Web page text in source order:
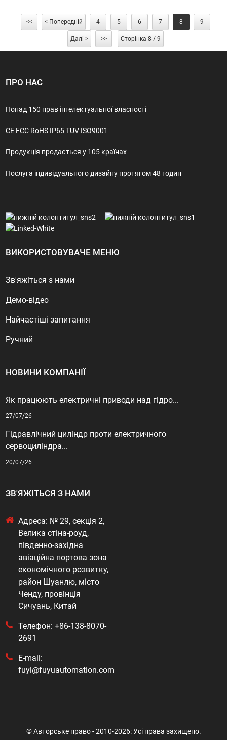
<< < Попередній 4 5 6 7 8 9
Далі > >> Сторінка 8 / 9
ПРО НАС
Понад 150 прав інтелектуальної власності
CE FCC RoHS IP65 TUV ISO9001
Продукція продається у 105 країнах
Послуга індивідуального дизайну протягом 48 годин
ВИКОРИСТОВУВАЧЕ МЕНЮ
Зв'яжіться з нами
Демо-відео
Найчастіші запитання
Ручний
НОВИНИ КОМПАНІЇ
Як працюють електричні приводи над гідро...
27/07/26
Гідравлічний циліндр проти електричного
сервоциліндра...
20/07/26
ЗВ'ЯЖІТЬСЯ З НАМИ
Адреса: № 29, секція 2,
Велика стіна-роуд,
південно-західна
авіаційна портова зона
економічного розвитку,
район Шуанлю, місто
Ченду, провінція
Сичуань, Китай
Телефон: +86-138-8070-
2691
E-mail:
fuyl@fuyuautomation.com
© Авторське право - 2010-2026: Усі права захищено.